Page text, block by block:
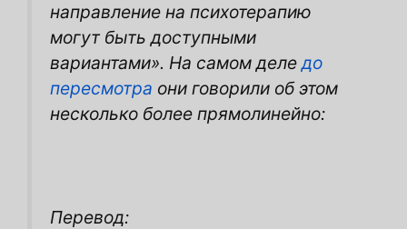
направление на психотерапию
могут быть доступными
вариантами». На самом деледо
пересмотра они говорили об этом
несколько более прямолинейно:
Перевод: